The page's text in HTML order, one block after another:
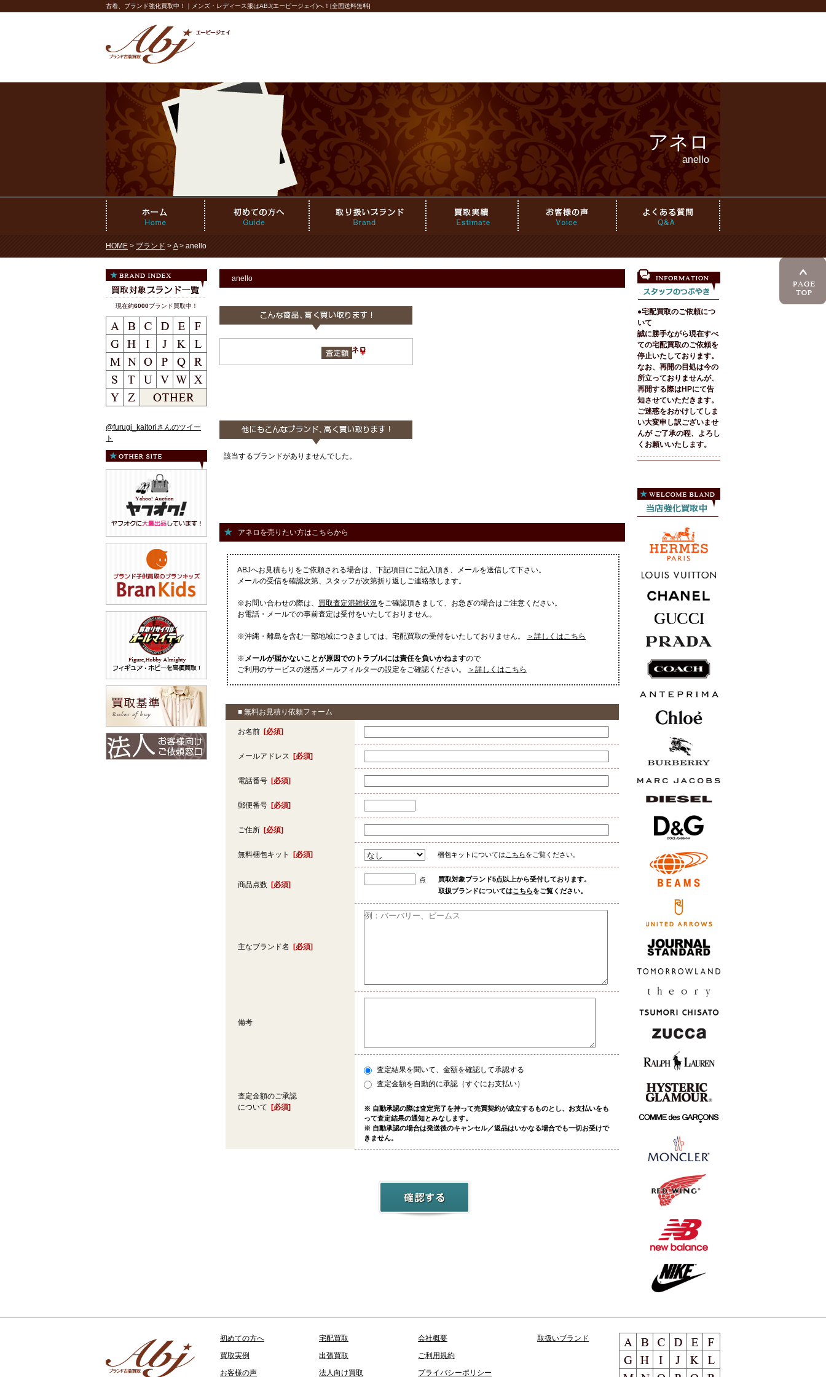
古着、ブランド強化買取中！｜メンズ・レディース服はABJ(エービージェイ)へ！[全国送料無料]
アネロ
anello
HOME > ブランド > A> anello
現在約6000ブランド買取中！
@furugi_kaitoriさんのツイー
ト
anello
anello アネロ
￥
該当するブランドがありませんでした。
アネロを売りたい方はこちらから
ABJへお見積もりをご依頼される場合は、下記項目にご記入頂き、メールを送信して下さい。
メールの受信を確認次第、スタッフが次第折り返しご連絡致します。
※お問い合わせの際は、 買取査定混雑状況をご確認頂きまして、お急ぎの場合はご注意ください。
お電話・メールでの事前査定は受付をいたしておりません。
※沖縄・離島を含む一部地域につきましては、宅配買取の受付をいたしておりません。 ＞詳しくはこちら
※メールが届かないことが原因でのトラブルには責任を負いかねますので
ご利用のサービスの迷惑メールフィルターの設定をご確認ください。
＞詳しくはこちら
■ 無料お見積り依頼フォーム
お名前 [必須]
メールアドレス [必須]
電話番号 [必須]
郵便番号 [必須]
ご住所 [必須]
無料梱包キット [必須] 梱包キットについては こちらをご覧ください。
商品点数 [必須]
点
買取対象ブランド5点以上から受付しております。
取扱ブランドについてはこちらをご覧ください。
主なブランド名 [必須]
備考
査定金額のご承認
について
[必須]
査定結果を聞いて、金額を確認して承認する
査定金額を自動的に承認（すぐにお支払い）
※ 自動承認の際は査定完了を持って売買契約が成立するものとし、お支払いをも
って査定結果の通知とみなします。
※ 自動承認の場合は発送後のキャンセル／返品はいかなる場合でも一切お受けで
きません。
●宅配買取のご依頼につ
いて
誠に勝手ながら現在すべ
ての宅配買取のご依頼を
停止いたしております。
なお、再開の目処は今の
所立っておりませんが、
再開する際はHPにて告
知させていただきます。
ご迷惑をおかけしてしま
い大変申し訳ございませ
んが ご了承の程、よろし
くお願いいたします。
初めての方へ 宅配買取 会社概要
取扱いブランド
買取実例
出張買取
ご利用規約
お客様の声
法人向け買取 プライバシーポリシー